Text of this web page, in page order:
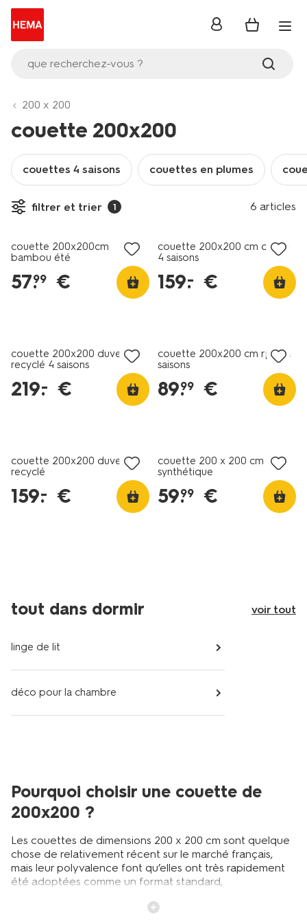
que recherchez-vous ?
se
200 x 200
couette 200x200
couettes 4 saisons couettes en plumes
filtrer et trier 1 6 articles
couette 200x200cm
bambou été
57.
99 €
couette 200x200 cm chaîne
4 saisons
159.
– €
couette 200x200 duvet
recyclé 4 saisons
219.
– €
couette 200x200 cm rpet 4
saisons
89.
99 €
couette 200x200 duvet
recyclé
159.
– €
couette 200 x 200 cm
synthétique
59.
99 €
tout dans dormir voir tout
linge de lit
déco pour la chambre
Pourquoi choisir une couette de
200x200 ?
Les couettes de dimensions 200 x 200 cm sont quelque
chose de relativement récent sur le marché français,
mais leur polyvalence font qu’elles ont très rapidement
été adoptées comme un format standard,
couettes 200x200 sont en effet tout à fait adaptées